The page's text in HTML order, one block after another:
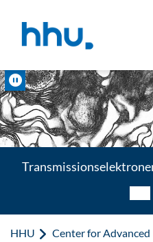
Pause
HHU Center for Advanced